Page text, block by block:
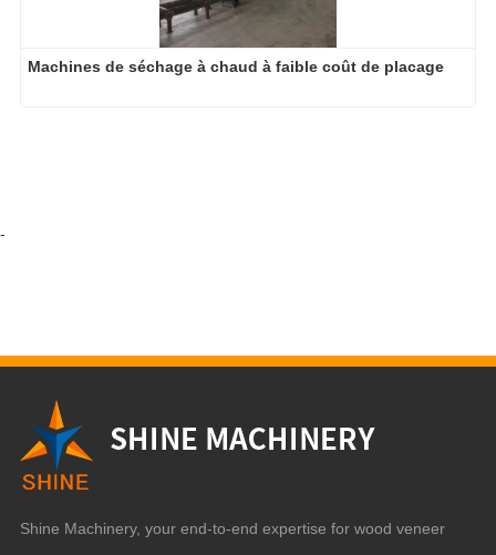
Machines de séchage à chaud à faible coût de placage
-
Shine Machinery, your end-to-end expertise for wood veneer